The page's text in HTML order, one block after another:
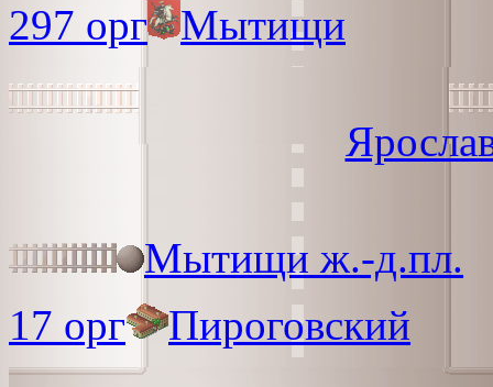
297 орг Мытищи
Мытищи ж.-д.пл.
17 орг
Пироговский